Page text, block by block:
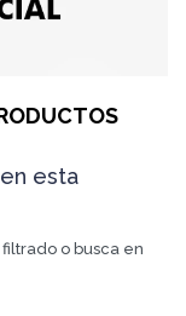
esta
o busca en